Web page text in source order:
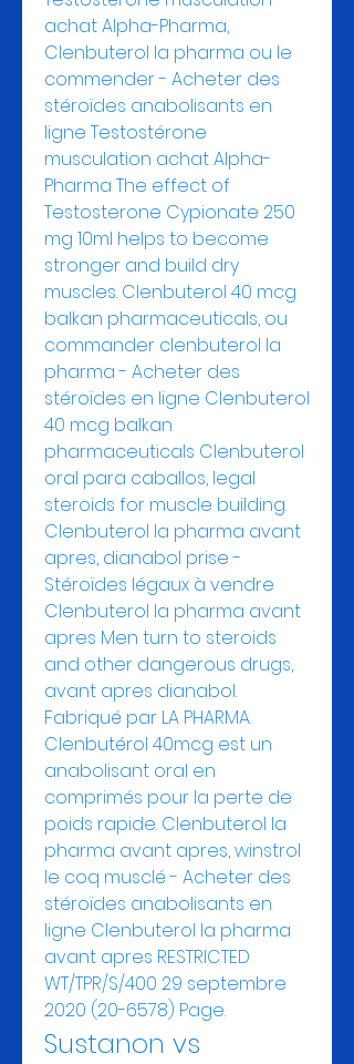
achat Alpha-Pharma,
Clenbuterol la pharma ou le
commender - Acheter des
stéroïdes anabolisants en
ligne Testostérone
musculation achat Alpha-
Pharma The effect of
Testosterone Cypionate 250
mg 10ml helps to become
stronger and build dry
muscles. Clenbuterol 40 mcg
balkan pharmaceuticals, ou
commander clenbuterol la
pharma - Acheter des
stéroïdes en ligne Clenbuterol
40 mcg balkan
pharmaceuticals Clenbuterol
oral para caballos, legal
steroids for muscle building.
Clenbuterol la pharma avant
apres, dianabol prise -
Stéroïdes légaux à vendre
Clenbuterol la pharma avant
apres Men turn to steroids
and other dangerous drugs,
avant apres dianabol.
Fabriqué par LA PHARMA.
Clenbutérol 40mcg est un
anabolisant oral en
comprimés pour la perte de
poids rapide. Clenbuterol la
pharma avant apres, winstrol
le coq musclé - Acheter des
stéroïdes anabolisants en
ligne Clenbuterol la pharma
avant apres RESTRICTED
WT/TPR/S/400 29 septembre
2020 (20-6578) Page.
Sustanon vs